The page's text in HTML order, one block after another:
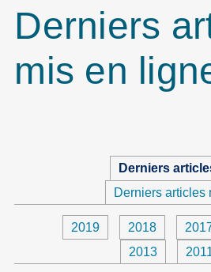
Derniers
mis en
Derniers
Derniers articles
2019 2018
2013